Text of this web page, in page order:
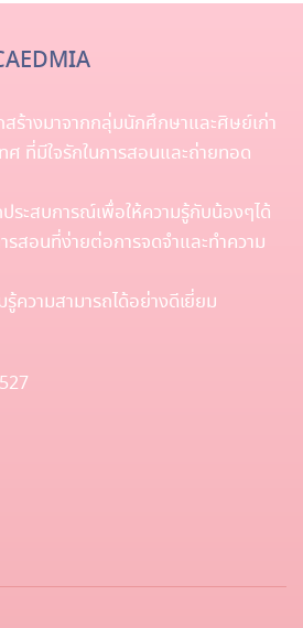
ร้างมาจากกลุ่มนักศึกษาและศิษย์เก่า
ศ ที่มีใจรักในการสอนและถ่ายทอด
ระสบการณ์เพื่อให้ความรู้กับน้องๆได้
สอนที่ง่ายต่อการจดจำและทำความ
ความสามารถได้อย่างดีเยี่ยม